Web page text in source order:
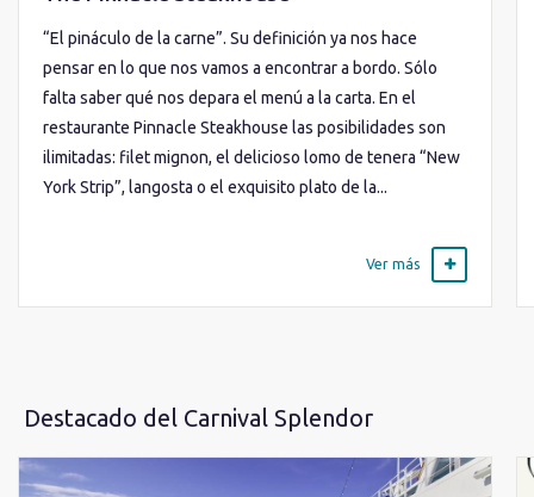
“El pináculo de la carne”. Su definición ya nos hace
pensar en lo que nos vamos a encontrar a bordo. Sólo
falta saber qué nos depara el menú a la carta. En el
restaurante Pinnacle Steakhouse las posibilidades son
ilimitadas: filet mignon, el delicioso lomo de tenera “New
York Strip”, langosta o el exquisito plato de la...
Ver más
Destacado del Carnival Splendor